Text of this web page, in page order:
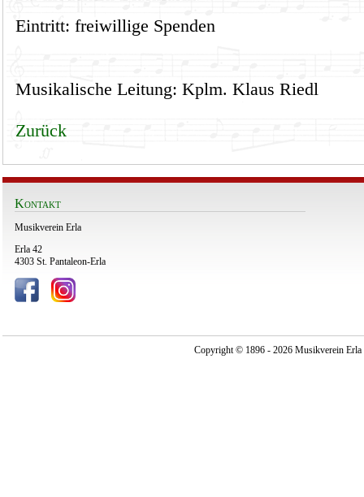
Eintritt: freiwillige Spenden
Musikalische Leitung: Kplm. Klaus Riedl
Zurück
Kontakt
Musikverein Erla
Erla 42
4303 St. Pantaleon-Erla
Copyright © 1896 - 2026 Musikverein Erla